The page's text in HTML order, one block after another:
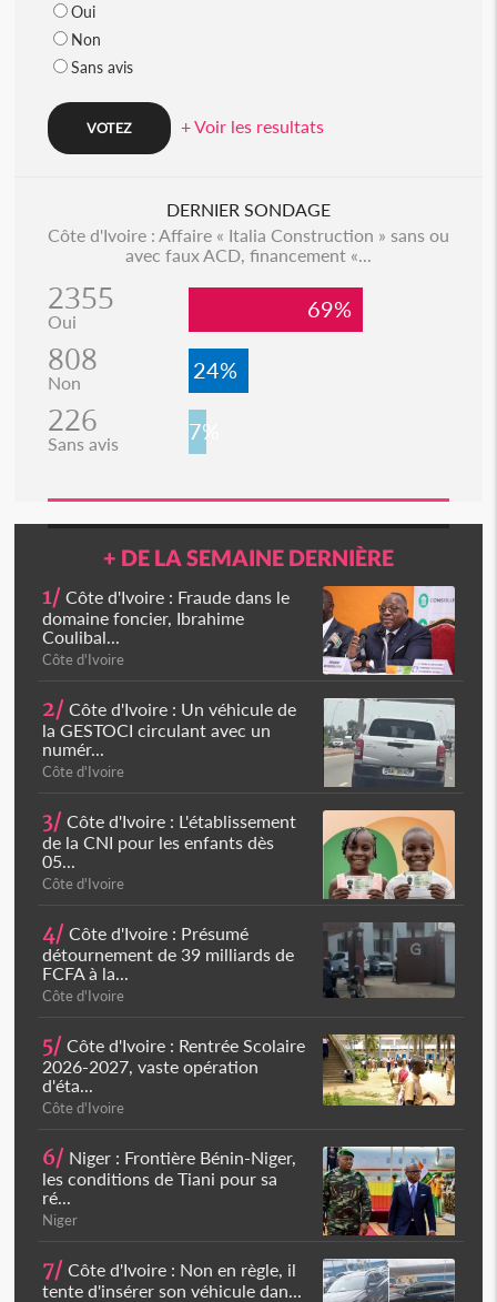
Oui
Non
Sans avis
+ Voir les resultats
DERNIER SONDAGE
Côte d'Ivoire : Affaire « Italia Construction » sans ou
avec faux ACD, financement «...
2355
Oui 69%
808
Non 24%
226
Sans avis 7%
+ DE LA SEMAINE DERNIÈRE
1/ Côte d'Ivoire : Fraude dans le
domaine foncier, Ibrahime
Coulibal...
Côte d'Ivoire
2/ Côte d'Ivoire : Un véhicule de
la GESTOCI circulant avec un
numér...
Côte d'Ivoire
3/ Côte d'Ivoire : L'établissement
de la CNI pour les enfants dès
05...
Côte d'Ivoire
4/ Côte d'Ivoire : Présumé
détournement de 39 milliards de
FCFA à la...
Côte d'Ivoire
5/ Côte d'Ivoire : Rentrée Scolaire
2026-2027, vaste opération
d'éta...
Côte d'Ivoire
6/ Niger : Frontière Bénin-Niger,
les conditions de Tiani pour sa
ré...
Niger
7/ Côte d'Ivoire : Non en règle, il
tente d'insérer son véhicule dan...